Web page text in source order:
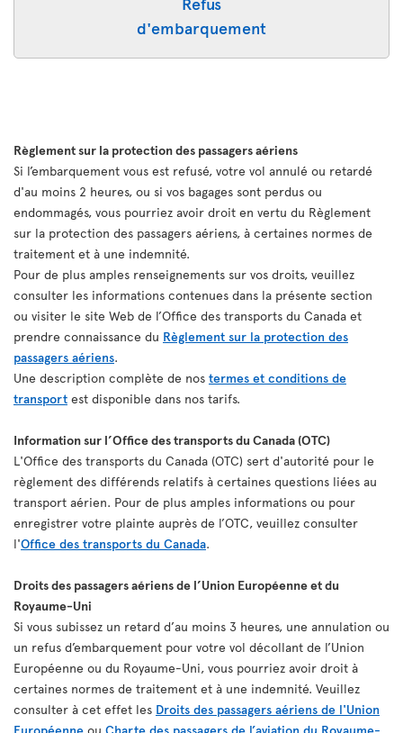
d'embarquement
Règlement sur la protection des passagers aériens
Si l’embarquement vous est refusé, votre vol annulé ou retardé
d'au moins 2 heures, ou si vos bagages sont perdus ou
endommagés, vous pourriez avoir droit en vertu du Règlement
sur la protection des passagers aériens, à certaines normes de
traitement et à une indemnité.
Pour de plus amples renseignements sur vos droits, veuillez
consulter les informations contenues dans la présente section
ou visiter le site Web de l’Office des transports du Canada et
prendre connaissance du Règlement sur la protection des
passagers aériens.
Une description complète de nos termes et conditions de
transport est disponible dans nos tarifs.
Information sur l’Office des transports du Canada (OTC)
L'Office des transports du Canada (OTC) sert d'autorité pour le
règlement des différends relatifs à certaines questions liées au
transport aérien. Pour de plus amples informations ou pour
enregistrer votre plainte auprès de l’OTC, veuillez consulter
l'Office des transports du Canada.
Droits des passagers aériens de l’Union Européenne et du
Royaume-Uni
Si vous subissez un retard d’au moins 3 heures, une annulation ou
un refus d’embarquement pour votre vol décollant de l’Union
Européenne ou du Royaume-Uni, vous pourriez avoir droit à
certaines normes de traitement et à une indemnité. Veuillez
consulter à cet effet les Droits des passagers aériens de l'Union